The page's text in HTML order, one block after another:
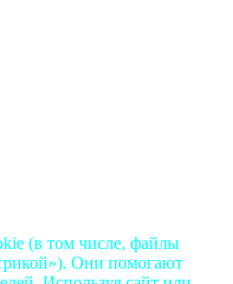
(в том числе, файлы
Они помогают